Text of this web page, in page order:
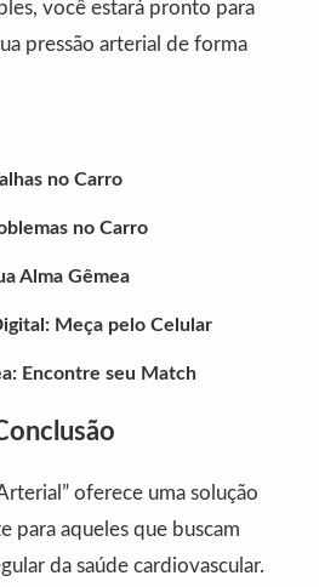
você estará pronto para
pressão arterial de forma
no Carro
no Carro
Alma Gêmea
Meça pelo Celular
Encontre seu Match
oferece uma solução
para aqueles que buscam
da saúde cardiovascular.